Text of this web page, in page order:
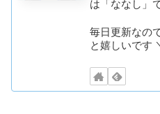
は「ななし」で
毎日更新なの
と嬉しいです